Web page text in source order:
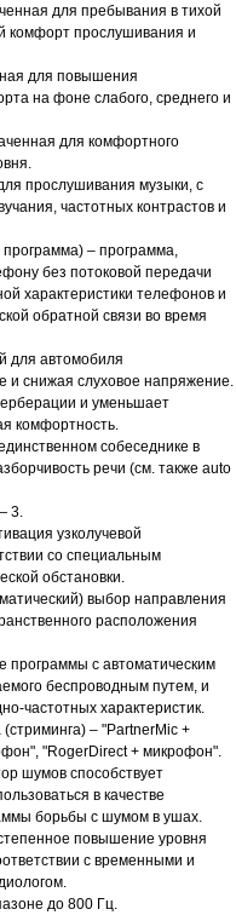
для пребывания в тихой
комфорт прослушивания и
для повышения
на фоне слабого, среднего и
для комфортного
прослушивания музыки, с
частотных контрастов и
– программа,
без потоковой передачи
характеристики телефонов и
обратной связи во время
для автомобиля
снижая слуховое напряжение.
и уменьшает
комфортность.
собеседнике в
речи (см. также auto
3.
узколучевой
со специальным
обстановки.
выбор направления
расположения
программы с автоматическим
беспроводным путем, и
частотных характеристик.
– "PartnerMic +
"RogerDirect + микрофон".
шумов способствует
в качестве
борьбы с шумом в ушах.
повышение уровня
с временными и
до 800 Гц.